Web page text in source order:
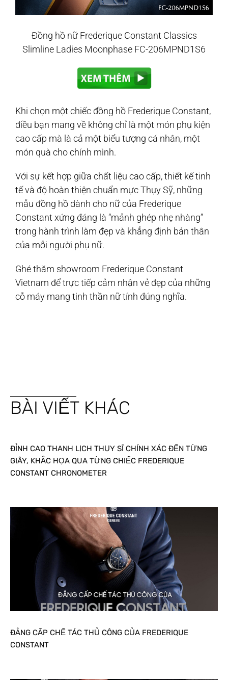
Đồng hồ nữ Frederique Constant Classics
Slimline Ladies Moonphase FC-206MPND1S6
Khi chọn một chiếc đồng hồ Frederique Constant,
điều bạn mang về không chỉ là một món phụ kiện
cao cấp mà là cả một biểu tượng cá nhân, một
món quà cho chính mình.
Với sự kết hợp giữa chất liệu cao cấp, thiết kế tinh
tế và độ hoàn thiện chuẩn mực Thụy Sỹ, những
mẫu đồng hồ dành cho nữ của Frederique
Constant xứng đáng là “mảnh ghép nhẹ nhàng”
trong hành trình làm đẹp và khẳng định bản thân
của mỗi người phụ nữ.
Ghé thăm showroom Frederique Constant
Vietnam để trực tiếp cảm nhận vẻ đẹp của những
cỗ máy mang tinh thần nữ tính đúng nghĩa.
BÀI VIẾT KHÁC
ĐỈNH CAO THANH LỊCH THỤY SĨ CHÍNH XÁC ĐẾN TỪNG
GIÂY, KHẮC HỌA QUA TỪNG CHIẾC FREDERIQUE
CONSTANT CHRONOMETER
ĐẲNG CẤP CHẾ TÁC THỦ CÔNG CỦA FREDERIQUE
CONSTANT